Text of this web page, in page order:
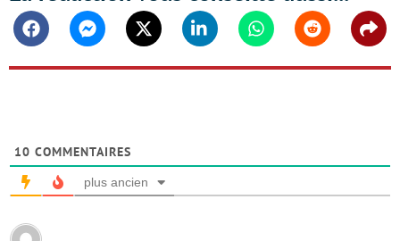
FacebookMessengerTwitter Linkedin WhatsappReddit
10 COMMENTAIRES
plus ancien